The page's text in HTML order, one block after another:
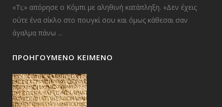
«Τι;» απόρησε ο Κόμπι με αληθινή κατάπληξη. «Δεν έχεις
ούτε ένα σίκλο στο πουγκί σου και όμως κάθεσαι σαν
άγαλμα πάνω ...
ΠΡΟΗΓΟΎΜΕΝΟ ΚΕΊΜΕΝΟ